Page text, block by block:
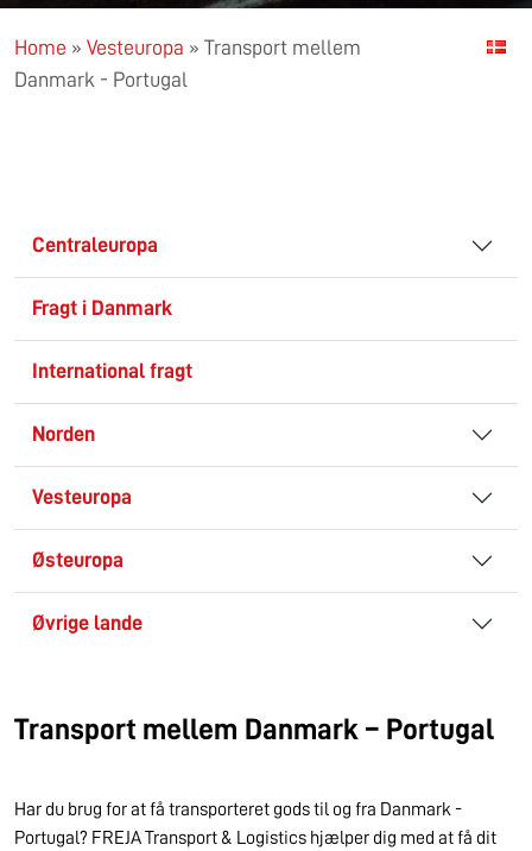
Home » Vesteuropa » Transport mellem
Danmark - Portugal
Centraleuropa
Fragt i Danmark
International fragt
Norden
Vesteuropa
Østeuropa
Øvrige lande
Transport mellem Danmark – Portugal
Har du brug for at få transporteret gods til og fra Danmark -
Portugal? FREJA Transport & Logistics hjælper dig med at få dit